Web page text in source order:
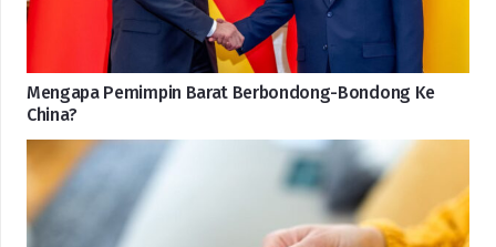
Mengapa Pemimpin Barat Berbondong-Bondong Ke
China?